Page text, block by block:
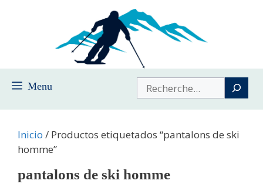
Menu Buscar
Inicio / Productos etiquetados “pantalons de ski
homme”
pantalons de ski homme